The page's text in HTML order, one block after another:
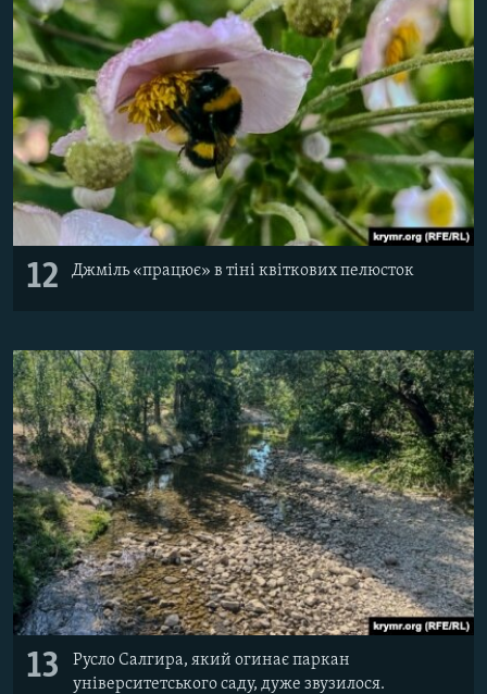
12 Джміль «працює» в тіні квіткових пелюсток
13
Русло Салгира, який огинає паркан
університетського саду, дуже звузилося.